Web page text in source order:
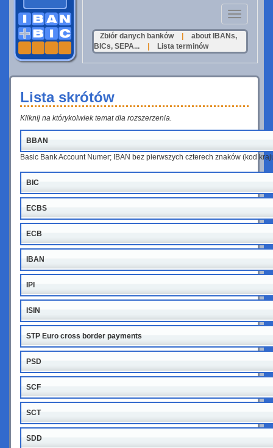
Toggle
navigation
Zbiór danych banków
about IBANs,
BICs, SEPA...
Lista terminów
Lista skrótów
Kliknij na którykolwiek temat dla rozszerzenia.
BBAN
Basic Bank Account Numer; IBAN bez pierwszych czterech znaków (kod
BIC
ECBS
ECB
IBAN
IPI
ISIN
STP Euro cross border payments
PSD
SCF
SCT
SDD